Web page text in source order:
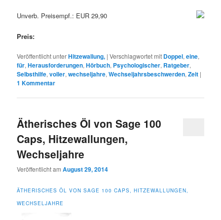
Unverb. Preisempf.: EUR 29,90
Preis:
Veröffentlicht unterHitzewallung, |Verschlagwortet mit Doppel,eine,
für,Herausforderungen,Hörbuch, Psychologischer, Ratgeber,
Selbsthilfe,voller,wechseljahre,Wechseljahrsbeschwerden,Zeit |
1 Kommentar
Ätherisches Öl von Sage 100
Caps, Hitzewallungen,
Wechseljahre
Veröffentlicht amAugust 29, 2014
ÄTHERISCHES ÖL VON SAGE 100 CAPS, HITZEWALLUNGEN,
WECHSELJAHRE